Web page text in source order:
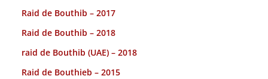
Raid de Bouthib – 2017
Raid de Bouthib – 2018
raid de Bouthib (UAE) – 2018
Raid de Bouthieb – 2015